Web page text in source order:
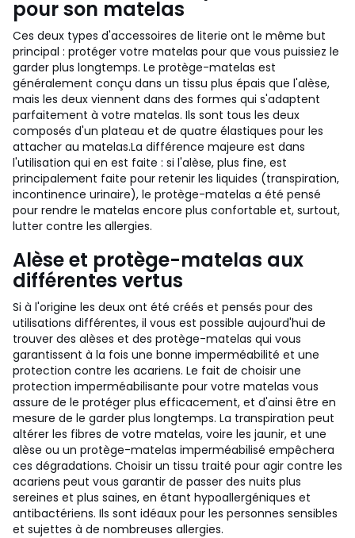
pour son matelas
Ces deux types d'accessoires de literie ont le même but
principal : protéger votre matelas pour que vous puissiez le
garder plus longtemps. Le protège-matelas est
généralement conçu dans un tissu plus épais que l'alèse,
mais les deux viennent dans des formes qui s'adaptent
parfaitement à votre matelas. Ils sont tous les deux
composés d'un plateau et de quatre élastiques pour les
attacher au matelas.La différence majeure est dans
l'utilisation qui en est faite : si l'alèse, plus fine, est
principalement faite pour retenir les liquides (transpiration,
incontinence urinaire), le protège-matelas a été pensé
pour rendre le matelas encore plus confortable et, surtout,
lutter contre les allergies.
Alèse et protège-matelas aux
différentes vertus
Si à l'origine les deux ont été créés et pensés pour des
utilisations différentes, il vous est possible aujourd'hui de
trouver des alèses et des protège-matelas qui vous
garantissent à la fois une bonne imperméabilité et une
protection contre les acariens. Le fait de choisir une
protection imperméabilisante pour votre matelas vous
assure de le protéger plus efficacement, et d'ainsi être en
mesure de le garder plus longtemps. La transpiration peut
altérer les fibres de votre matelas, voire les jaunir, et une
alèse ou un protège-matelas imperméabilisé empêchera
ces dégradations. Choisir un tissu traité pour agir contre les
acariens peut vous garantir de passer des nuits plus
sereines et plus saines, en étant hypoallergéniques et
antibactériens. Ils sont idéaux pour les personnes sensibles
et sujettes à de nombreuses allergies.